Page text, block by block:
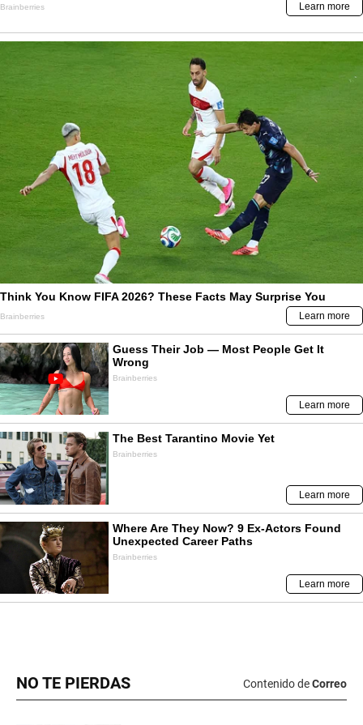
NO TE PIERDAS Contenido deCorreo